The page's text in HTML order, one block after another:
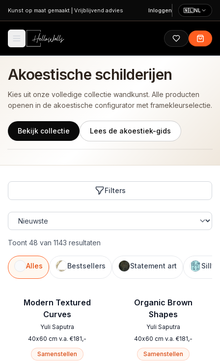
Ga naar hoofdinhoud
Kunst op maat gemaakt Vrijblijvend advies Inloggen 🇳🇱NL
Akoestische schilderijen
Kies uit onze volledige collectie wandkunst. Alle producten
openen in de akoestische configurator met framekleurselectie.
Bekijk collectie Lees de akoestiek-gids
Filters
Toont 48 van 1143 resultaten
Alles Bestsellers Statement art Silly
Modern Textured
Curves
Yuli Saputra
40x60 cm v.a. €181,-
Samenstellen
Organic Brown
Shapes
Yuli Saputra
40x60 cm v.a. €181,-
Samenstellen